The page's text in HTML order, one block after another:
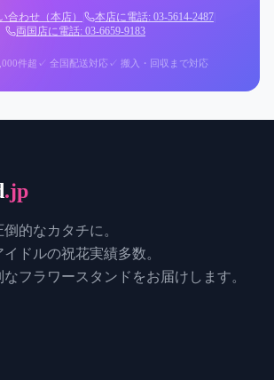
合わせ（本店） 本店に電話: 03-5614-2487
両国店に電話: 03-6659-9183
件超 ✓ 全国配送対応 ✓ 搬入・回収まで対応
.jp
的なカタチに。
ドルの祝花実績多数。
フラワースタンドをお届けします。